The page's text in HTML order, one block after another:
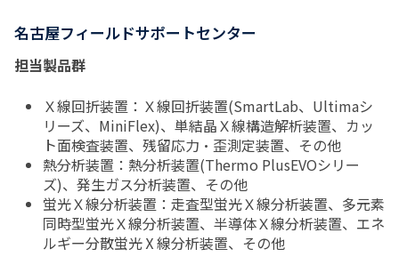
名古屋フィールドサポートセンター
担当製品群
Ｘ線回折装置：Ｘ線回折装置(SmartLab、Ultimaシ
リーズ、MiniFlex)、単結晶Ｘ線構造解析装置、カッ
ト面検査装置、残留応力・歪測定装置、その他
熱分析装置：熱分析装置(Thermo PlusEVOシリー
ズ)、発生ガス分析装置、その他
蛍光Ｘ線分析装置：走査型蛍光Ｘ線分析装置、多元素
同時型蛍光Ｘ線分析装置、半導体Ｘ線分析装置、エネ
ルギー分散蛍光Ⅹ線分析装置、その他